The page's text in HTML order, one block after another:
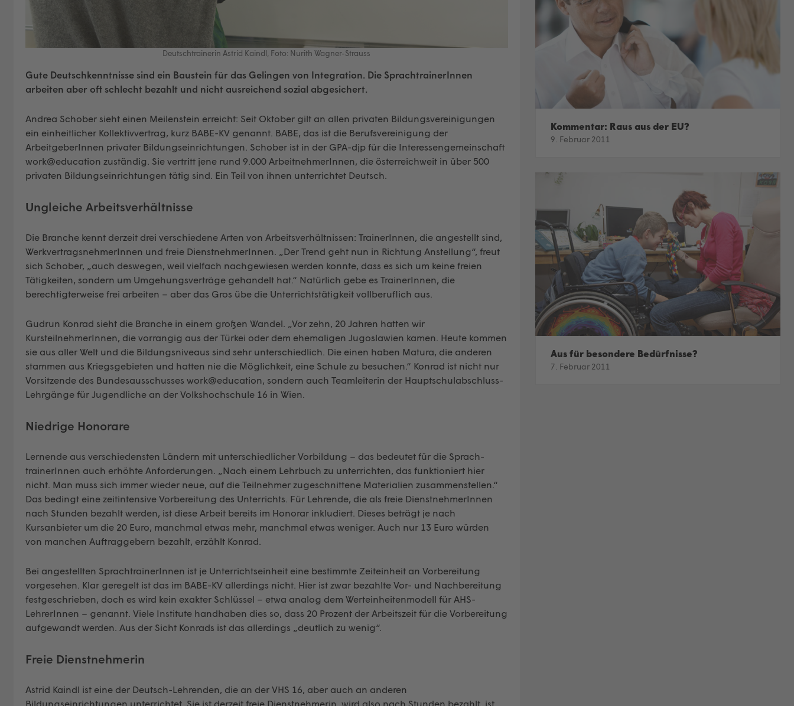
Deutschtrainerin Astrid Kaindl, Foto: Nurith Wagner-Strauss
Gute Deutschkenntnisse sind ein Baustein für das Gelingen von Integration. Die SprachtrainerInnen
arbeiten aber oft schlecht bezahlt und nicht ausreichend sozial abgesichert.
Andrea Schober sieht einen Meilenstein erreicht: Seit Oktober gilt an allen privaten Bildungsvereinigungen
ein einheitlicher Kollektivvertrag, kurz BABE-KV genannt. BABE, das ist die Berufsvereinigung der
ArbeitgeberInnen privater Bildungseinrichtungen. Schober ist in der GPA-djp für die Interessengemeinschaft
work@education zuständig. Sie vertritt jene rund 9.000 ArbeitnehmerInnen, die österreichweit in über 500
privaten Bildungseinrichtungen tätig sind. Ein Teil von ihnen unterrichtet Deutsch.
Ungleiche Arbeitsverhältnisse
Die Branche kennt derzeit drei verschiedene Arten von Arbeitsverhältnissen: TrainerInnen, die angestellt sind,
WerkvertragsnehmerInnen und freie DienstnehmerInnen. „Der Trend geht nun in Richtung Anstellung“, freut
sich Schober, „auch deswegen, weil vielfach nachgewiesen werden konnte, dass es sich um keine freien
Tätigkeiten, sondern um Umgehungsverträge gehandelt hat.“ Natürlich gebe es TrainerInnen, die
berechtigterweise frei arbeiten – aber das Gros übe die Unterrichtstätigkeit vollberuflich aus.
Gudrun Konrad sieht die Branche in einem großen Wandel. „Vor zehn, 20 Jahren hatten wir
KursteilnehmerInnen, die vorrangig aus der Türkei oder dem ehemaligen Jugoslawien kamen. Heute kommen
sie aus aller Welt und die Bildungsniveaus sind sehr unterschiedlich. Die einen haben Matura, die anderen
stammen aus Kriegsgebieten und hatten nie die Möglichkeit, eine Schule zu besuchen.“ Konrad ist nicht nur
Vorsitzende des Bundesausschusses work@education, sondern auch Teamleiterin der Hauptschulabschluss-
Lehrgänge für Jugendliche an der Volkshochschule 16 in Wien.
Niedrige Honorare
Lernende aus verschiedensten Ländern mit unterschiedlicher Vorbildung – das bedeutet für die Sprach­
trainerInnen auch erhöhte Anforderungen. „Nach einem Lehrbuch zu unterrichten, das funktioniert hier
nicht. Man muss sich immer wieder neue, auf die Teilnehmer zugeschnittene Materialien zusammenstellen.“
Das bedingt eine zeit­intensive Vorbereitung des Unterrichts. Für Lehrende, die als freie DienstnehmerInnen
nach Stunden bezahlt werden, ist diese Arbeit bereits im Honorar inkludiert. Dieses beträgt je nach
Kursanbieter um die 20 Euro, manchmal etwas mehr, manchmal etwas weniger. Auch nur 13 Euro würden
von manchen Auftraggebern bezahlt, erzählt Konrad.
Bei angestellten SprachtrainerInnen ist je Unterrichtseinheit eine bestimmte Zeiteinheit an Vorbereitung
vorgesehen. Klar geregelt ist das im BABE-KV allerdings nicht. Hier ist zwar bezahlte Vor- und Nachbereitung
festgeschrieben, doch es wird kein exakter Schlüssel – etwa analog dem Werteinheitenmodell für AHS-
LehrerInnen – genannt. Viele Institute handhaben dies so, dass 20 Prozent der Arbeitszeit für die Vorbereitung
aufgewandt werden. Aus der Sicht Konrads ist das allerdings „deutlich zu wenig“.
Freie Dienstnehmerin
Astrid Kaindl ist eine der Deutsch-Lehrenden, die an der VHS 16, aber auch an anderen
Bildungseinrichtungen unterrichtet. Sie ist derzeit freie Dienstnehmerin, wird also nach Stunden bezahlt, ist
Kommentar: Raus aus der EU?
9. Februar 2011
Aus für besondere Bedürfnisse?
7. Februar 2011